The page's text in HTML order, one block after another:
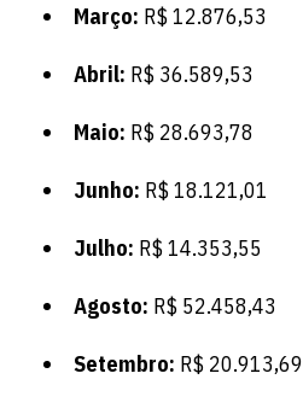
Março: R$ 12.876,53
Abril: R$ 36.589,53
Maio: R$ 28.693,78
Junho: R$ 18.121,01
Julho: R$ 14.353,55
Agosto: R$ 52.458,43
Setembro: R$ 20.913,69